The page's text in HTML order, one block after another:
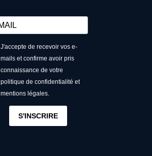
J'accepte de recevoir vos e-
mails et confirme avoir pris
connaissance de votre
politique de confidentialité et
mentions légales.
S'INSCRIRE